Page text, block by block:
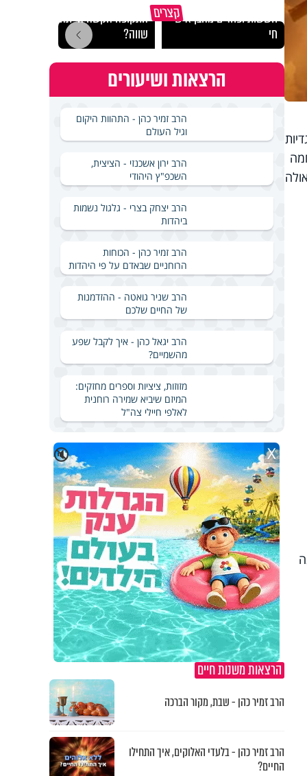
קצריםחששות ופחדים מהבן איש
חי
התקופה הקשה הייתה
שווה?
הרצאות ושיעורים
הרב זמיר כהן - התהוות היקום
וגיל העולם
הרב ירון אשכנזי - הציצית,
השכפ"ץ היהודי
הרב יצחק בצרי - גלגול נשמות
ביהדות
הרב זמיר כהן - הכוחות
הרוחניים שבאדם על פי היהדות
הרב שניר גואטה - ההזדמנות
של החיים שלכם
הרב יגאל כהן - איך לקבל שפע
מהשמיים?
מזוזות, ציציות וספרים מחזקים:
המיזם שיביא שמירה רוחנית
לאלפי חיילי צה"ל
🔇 X
הרצאות משנות חיים
הרב זמיר כהן - שבת, מקור הברכה
הרב זמיר כהן - בלעדי האלוקים, איך התחילו
החיים?